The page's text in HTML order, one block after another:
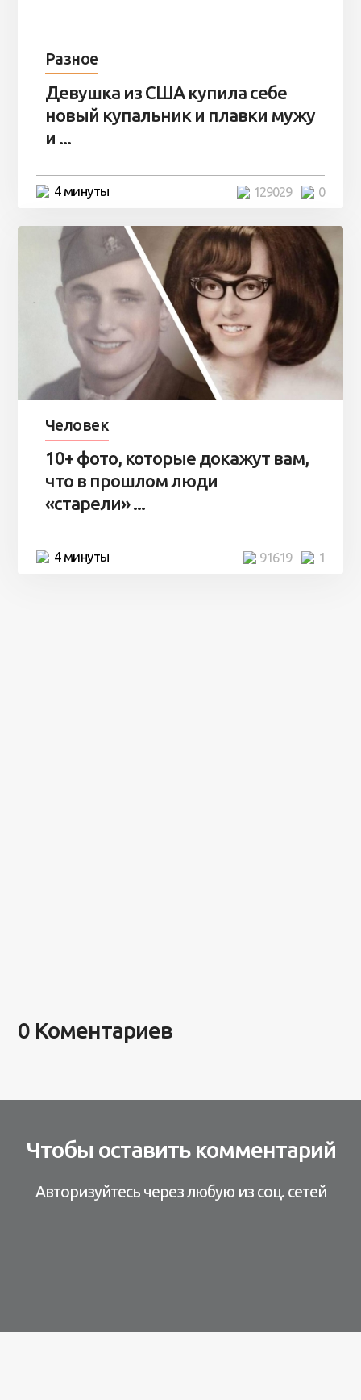
Разное
Девушка из США купила себе
новый купальник и плавки мужу
и ...
4 минуты 0
129029
Человек
10+ фото, которые докажут вам,
что в прошлом люди
«старели» ...
4 минуты 1
91619
0 Коментариев
Чтобы оставить комментарий
Авторизуйтесь через любую из соц. сетей